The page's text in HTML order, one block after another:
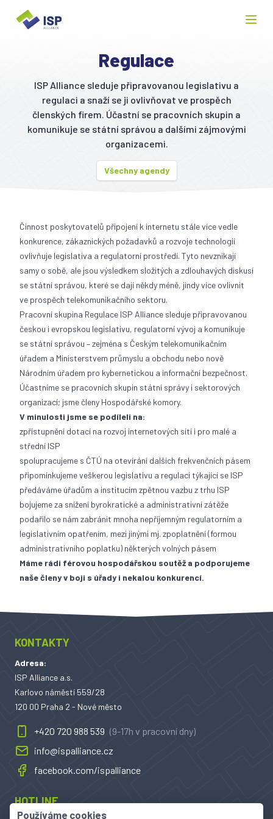
Regulace
ISP Alliance sleduje připravovanou legislativu a
regulaci a snaží se ji ovlivňovat ve prospěch
členských firem. Účastní se pracovních skupin a
komunikuje se státní správou a dalšími zájmovými
organizacemi.
Všechny agendy
Činnost poskytovatelů připojení k internetu stále více vedle
konkurence, zákaznických požadavků a rozvoje technologií
ovlivňuje legislativa a regulatorní prostředí. Tyto nevznikají
samy o sobě, ale jsou výsledkem složitých a zdlouhavých diskusí
se státní správou, které se dají někdy méně, jindy více ovlivnit
ve prospěch telekomunikačního sektoru.
Pracovní skupina Regulace ISP Alliance sleduje připravovanou
českou i evropskou legislativu, regulatorní vývoj a komunikuje
se státní správou – zejména s Českým telekomunikačním
úřadem a Ministerstvem průmyslu a obchodu nebo nově
Národním úřadem pro kybernetickou a informační bezpečnost.
Účastníme se pracovních skupin státní správy i sektorových
organizací; jsme členy Hospodářské komory.
V minulosti jsme se podíleli na:
zpřístupnění dotací na rozvoj internetových sítí i pro malé a
střední ISP
spolupracujeme s ČTÚ na otevírání dalších frekvenčních pásem
připomínkujeme veškerou legislativu a regulaci týkající se ISP
předáváme úřadům a institucím zpětnou vazbu z trhu ISP
bojujeme za snížení byrokratické a administrativní zátěže
podařilo se nám zabránit mnoha nepříjemným regulatorním a
legislativním opatřením, mezi jinými mj. zpoplatnění (formou
administrativního poplatku) některých volných pásem
Máme rádi férovou hospodářskou soutěž a podporujeme
naše členy v boji s úřady i nekalou konkurencí.
KONTAKTY
Adresa:
ISP Alliance a.s.
Karlovo náměstí 559/28
120 00 Praha 2 - Nové město
+420 720 988 539 (9-17h v pracovní dny)
info@ispalliance.cz
facebook.com/ispalliance
HOTLINE
Používáme cookies